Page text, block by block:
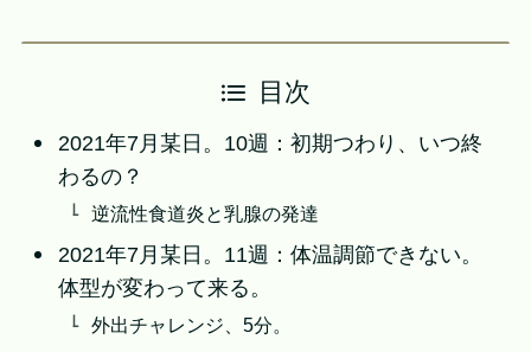
目次
2021年7月某日。10週：初期つわり、いつ終
わるの？
逆流性食道炎と乳腺の発達
2021年7月某日。11週：体温調節できない。
体型が変わって来る。
外出チャレンジ、5分。